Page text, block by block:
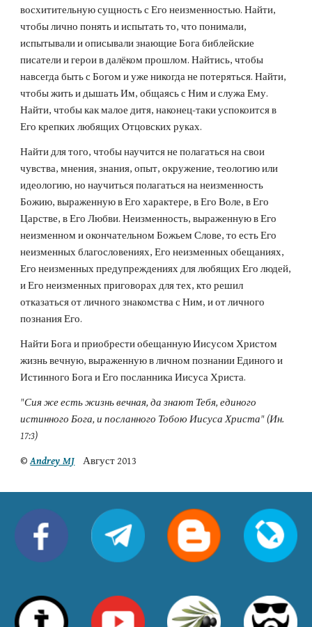
восхитительную сущность с Его неизменностью. Найти,
чтобы лично понять и испытать то, что понимали,
испытывали и описывали знающие Бога библейские
писатели и герои в далёком прошлом. Найтись, чтобы
навсегда быть с Богом и уже никогда не потеряться. Найти,
чтобы жить и дышать Им, общаясь с Ним и служа Ему.
Найти, чтобы как малое дитя, наконец-таки успокоится в
Его крепких любящих Отцовских руках.
Найти для того, чтобы научится не полагаться на свои
чувства, мнения, знания, опыт, окружение, теологию или
идеологию, но научиться полагаться на неизменность
Божию, выраженную в Его характере, в Его Воле, в Его
Царстве, в Его Любви. Неизменность, выраженную в Его
неизменном и окончательном Божьем Слове, то есть Его
неизменных благословениях, Его неизменных обещаниях,
Его неизменных предупреждениях для любящих Его людей,
и Его неизменных приговорах для тех, кто решил
отказаться от личного знакомства с Ним, и от личного
познания Его.
Найти Бога и приобрести обещанную Иисусом Христом
жизнь вечную, выраженную в личном познании Единого и
Истинного Бога и Его посланника Иисуса Христа.
"Сия же есть жизнь вечная, да знают Тебя, единого
истинного Бога, и посланного Тобою Иисуса Христа" (Ин.
17:3)
© Andrey MJ Август 2013